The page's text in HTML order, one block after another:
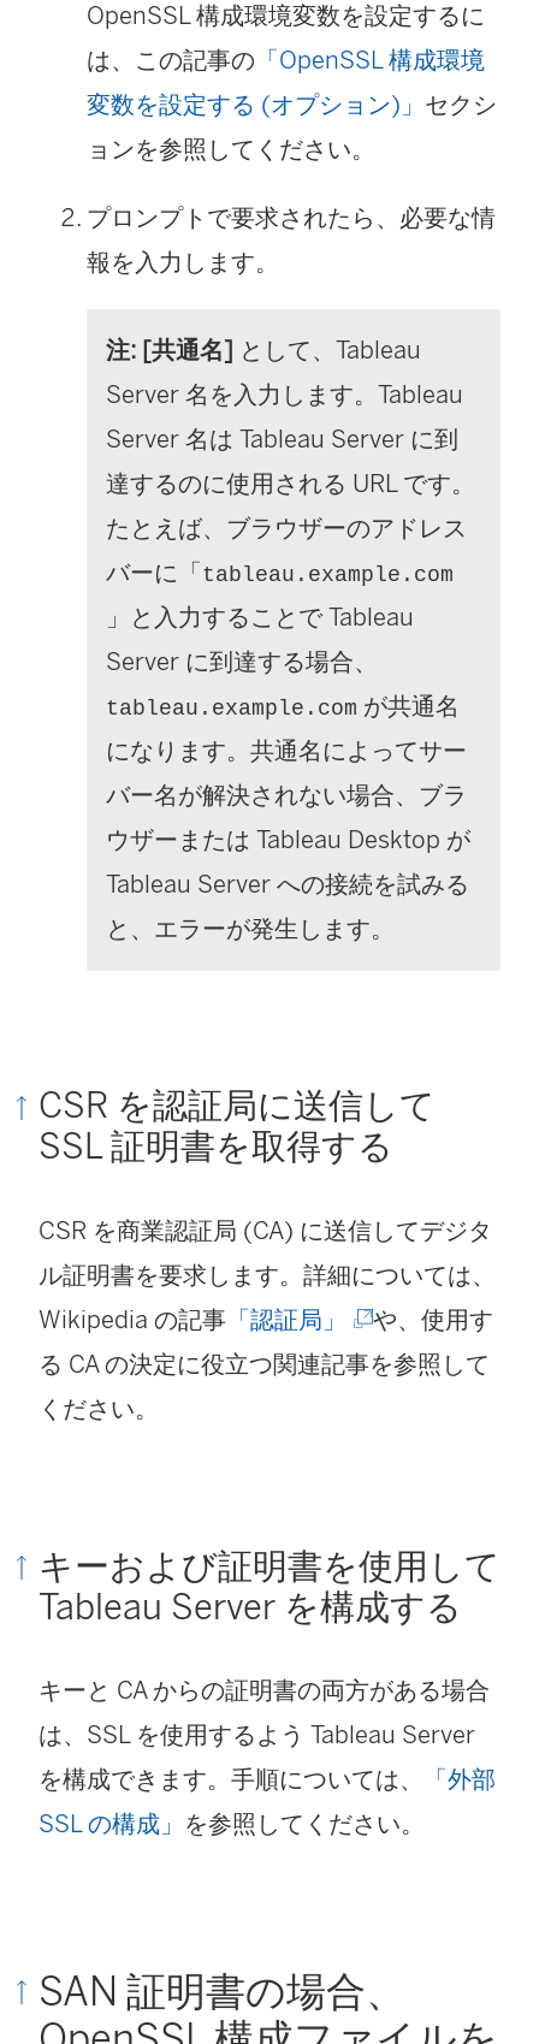
OpenSSL 構成環境変数を設定するに
は、この記事の 「OpenSSL 構成環境
変数を設定する (オプション)」 セクシ
ョンを参照してください。
プロンプトで要求されたら、必要な情
報を入力します。
注: [共通名] として、Tableau
Server 名を入力します。Tableau
Server 名は Tableau Server に到
達するのに使用される URL です。
たとえば、ブラウザーのアドレス
バーに「tableau.example.com
」と入力することで Tableau
Server に到達する場合、
tableau.example.com が共通名
になります。共通名によってサー
バー名が解決されない場合、ブラ
ウザーまたは Tableau Desktop が
Tableau Server への接続を試みる
と、エラーが発生します。
CSR を認証局に送信して
SSL 証明書を取得する
CSR を商業認証局 (CA) に送信してデジタ
ル証明書を要求します。詳細については、
Wikipedia の記事 「認証局」
(
新
ン
ド
ウ
で
ン
く
)
や、使用す
る CA の決定に役立つ関連記事を参照して
ください。
キーおよび証明書を使用して
Tableau Server を構成する
キーと CA からの証明書の両方がある場合
は、SSL を使用するよう Tableau Server
を構成できます。手順については、
「外部
SSL の構成」 を参照してください。
SAN 証明書の場合、